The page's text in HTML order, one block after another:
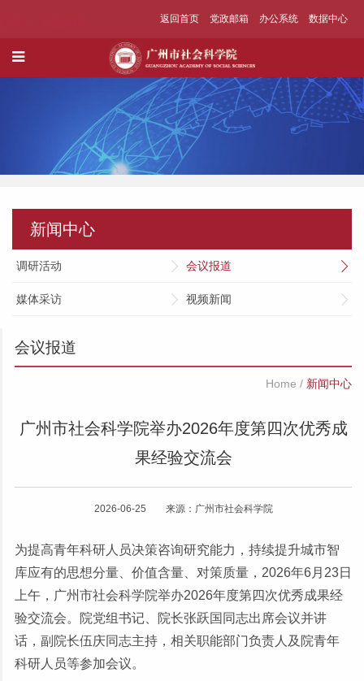
返回首页 党政邮箱 办公系统 数据中心
新闻中心
调研活动 会议报道
媒体采访 视频新闻
会议报道
Home / 新闻中心
广州市社会科学院举办2026年度第四次优秀成
果经验交流会
2026-06-25 来源：广州市社会科学院
为提高青年科研人员决策咨询研究能力，持续提升城市智
库应有的思想分量、价值含量、对策质量，2026年6月23日
上午，广州市社会科学院举办2026年度第四次优秀成果经
验交流会。院党组书记、院长张跃国同志出席会议并讲
话，副院长伍庆同志主持，相关职能部门负责人及院青年
科研人员等参加会议。